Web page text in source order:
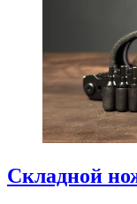
Складной